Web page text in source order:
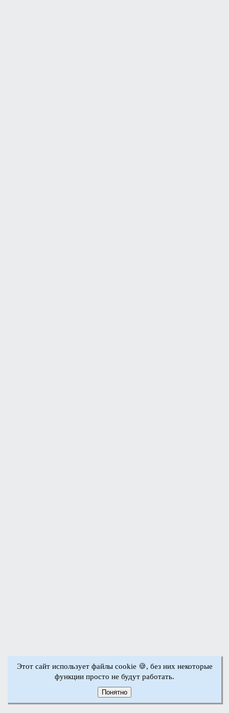
Этот сайт использует файлы cookie 🍪, без них некоторые
функции просто не будут работать.
Понятно